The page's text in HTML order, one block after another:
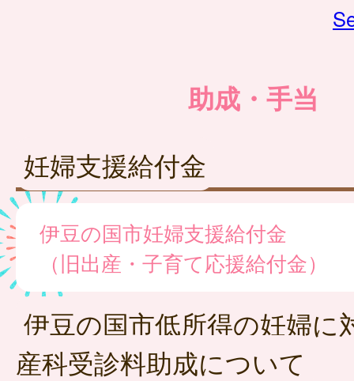
助成・手当
妊婦支援給付金
伊豆の国市妊婦支援給付金
（旧出産・子育て応援給付金）
伊豆の国市低所得の妊婦に
産科受診料助成について